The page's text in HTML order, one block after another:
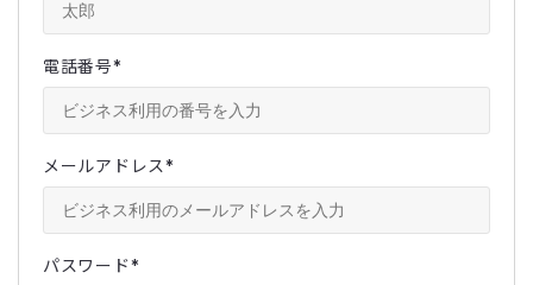
電話番号*
メールアドレス*
パスワード*